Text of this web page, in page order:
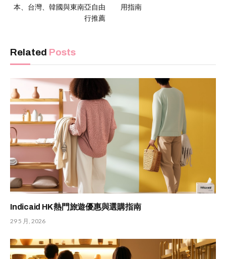
本、台灣、韓國與東南亞自由
行推薦
用指南
Related Posts
Indicaid HK 熱門旅遊優惠與選購指南
29 5 月, 2026